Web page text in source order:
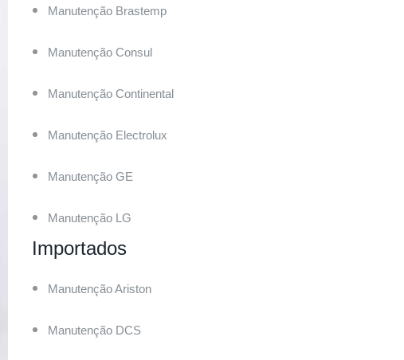
Manutenção Brastemp
Manutenção Consul
Manutenção Continental
Manutenção Electrolux
Manutenção GE
Manutenção LG
Importados
Manutenção Ariston
Manutenção DCS